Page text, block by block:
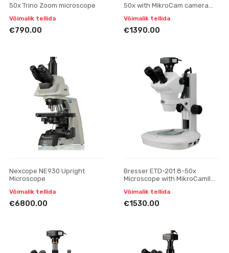
50x Trino Zoom microscope
Võimalik tellida
€790.00
50x with MikroCam camera
Võimalik tellida
€1390.00
Nexcope NE930 Upright
Microscope
Võimalik tellida
€6800.00
Bresser ETD-201 8-50x
Microscope with MikroCamII
Võimalik tellida
€1530.00